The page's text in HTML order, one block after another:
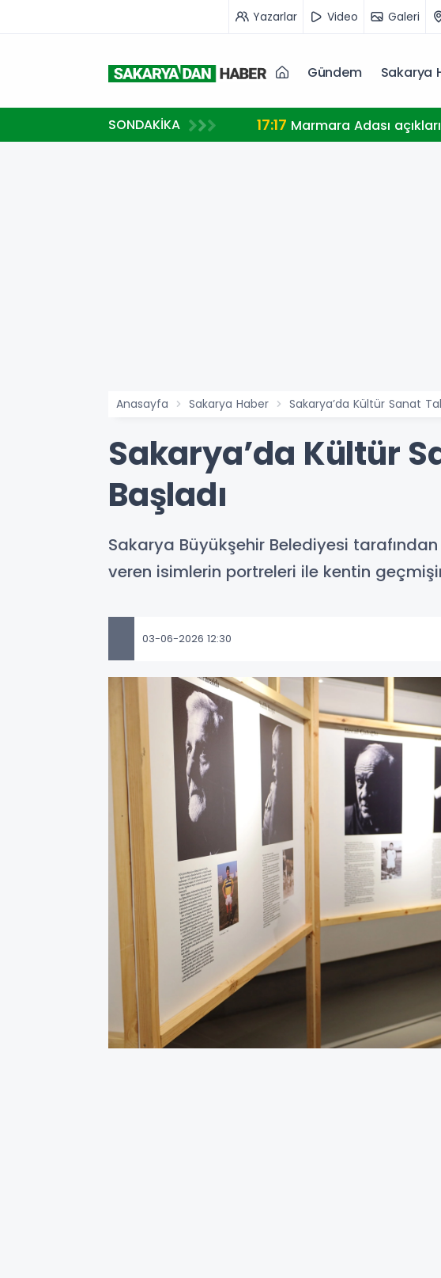
Yazarlar Video Galeri
Gündem Sakarya
SONDAKİKA 17:17 Marmara Adası
Anasayfa Sakarya Haber Sakarya’da Kültür Sanat
Sakarya’da Kültür
Başladı
Sakarya Büyükşehir Belediyesi
veren isimlerin portreleri ile kentin
03-06-2026 12:30